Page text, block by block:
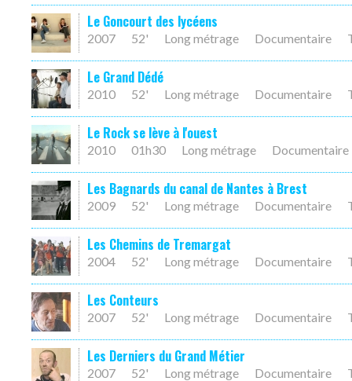
Le Goncourt des lycéens
2007 52' Long métrage Documentaire
Le Grand Dédé
2010 52' Long métrage Documentaire
Le Rock se lève à l'ouest
2010 01h30 Long métrage Documentaire
Les Bagnards du canal de Nantes à Brest
2009 52' Long métrage Documentaire
Les Chemins de Tremargat
2004 52' Long métrage Documentaire
Les Conteurs
2007 52' Long métrage Documentaire
Les Derniers du Grand Métier
2007 52' Long métrage Documentaire